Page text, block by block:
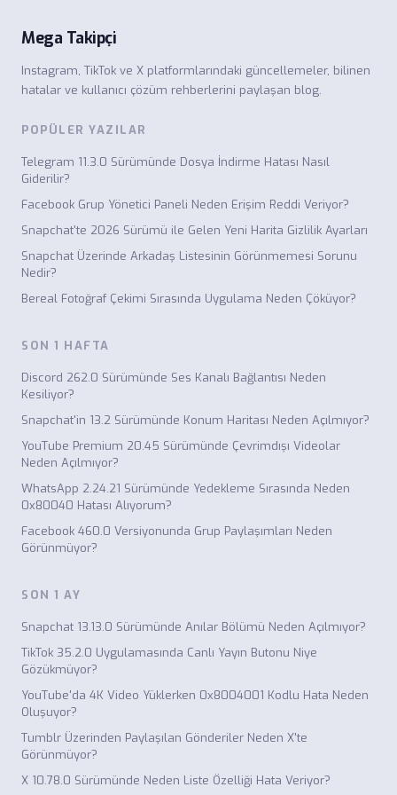
Mega Takipçi
Instagram, TikTok ve X platformlarındaki güncellemeler, bilinen
hatalar ve kullanıcı çözüm rehberlerini paylaşan blog.
POPÜLER YAZILAR
Telegram 11.3.0 Sürümünde Dosya İndirme Hatası Nasıl
Giderilir?
Facebook Grup Yönetici Paneli Neden Erişim Reddi Veriyor?
Snapchat'te 2026 Sürümü ile Gelen Yeni Harita Gizlilik Ayarları
Snapchat Üzerinde Arkadaş Listesinin Görünmemesi Sorunu
Nedir?
Bereal Fotoğraf Çekimi Sırasında Uygulama Neden Çöküyor?
SON 1 HAFTA
Discord 262.0 Sürümünde Ses Kanalı Bağlantısı Neden
Kesiliyor?
Snapchat'in 13.2 Sürümünde Konum Haritası Neden Açılmıyor?
YouTube Premium 20.45 Sürümünde Çevrimdışı Videolar
Neden Açılmıyor?
WhatsApp 2.24.21 Sürümünde Yedekleme Sırasında Neden
0x80040 Hatası Alıyorum?
Facebook 460.0 Versiyonunda Grup Paylaşımları Neden
Görünmüyor?
SON 1 AY
Snapchat 13.13.0 Sürümünde Anılar Bölümü Neden Açılmıyor?
TikTok 35.2.0 Uygulamasında Canlı Yayın Butonu Niye
Gözükmüyor?
YouTube'da 4K Video Yüklerken 0x8004001 Kodlu Hata Neden
Oluşuyor?
Tumblr Üzerinden Paylaşılan Gönderiler Neden X'te
Görünmüyor?
X 10.78.0 Sürümünde Neden Liste Özelliği Hata Veriyor?